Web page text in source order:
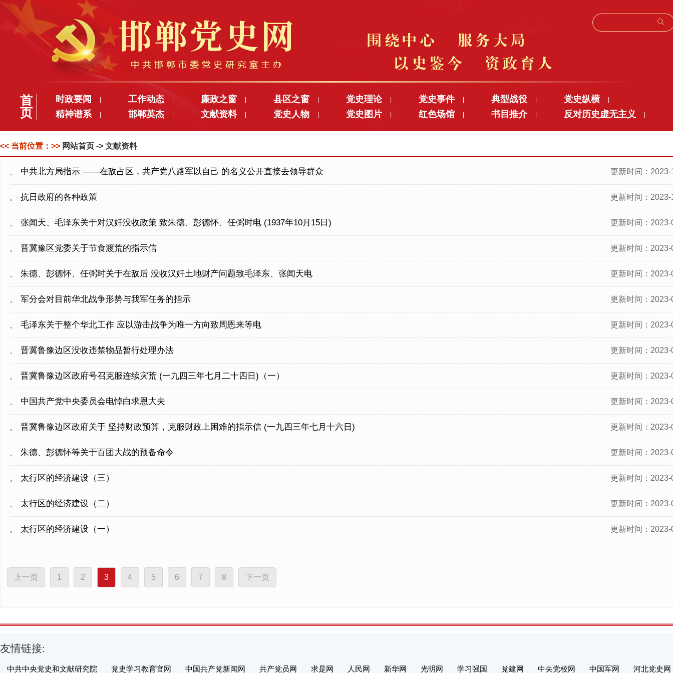
首
页
时政要闻 工作动态 廉政之窗 县区之窗 党史理论 党史事件 典型战役 党史纵横
精神谱系 邯郸英杰 文献资料 党史人物 党史图片 红色场馆 书目推介 反对历史虚无主义
<< 当前位置：>> 网站首页 -> 文献资料
中共北方局指示 ——在敌占区，共产党八路军以自己 的名义公开直接去领导群众 更新时间：2023-
抗日政府的各种政策 更新时间：2023-
张闻天、毛泽东关于对汉奸没收政策 致朱德、彭德怀、任弼时电 (1937年10月15日) 更新时间：2023-
晋冀豫区党委关于节食渡荒的指示信 更新时间：2023-
朱德、彭德怀、任弼时关于在敌后 没收汉奸土地财产问题致毛泽东、张闻天电 更新时间：2023-
军分会对目前华北战争形势与我军任务的指示 更新时间：2023-
毛泽东关于整个华北工作 应以游击战争为唯一方向致周恩来等电 更新时间：2023-
晋冀鲁豫边区没收违禁物品暂行处理办法 更新时间：2023-
晋冀鲁豫边区政府号召克服连续灾荒 (一九四三年七月二十四日)（一） 更新时间：2023-
中国共产党中央委员会电悼白求恩大夫 更新时间：2023-
晋冀鲁豫边区政府关于 坚持财政预算，克服财政上困难的指示信 (一九四三年七月十六日) 更新时间：2023-
朱德、彭德怀等关于百团大战的预备命令 更新时间：2023-
太行区的经济建设（三） 更新时间：2023-
太行区的经济建设（二） 更新时间：2023-
太行区的经济建设（一） 更新时间：2023-
上一页 1 2 3 4 5 6 7 8 下一页
友情链接:
中共中央党史和文献研究院 党史学习教育官网 中国共产党新闻网 共产党员网 求是网 人民网 新华网 光明网 学习强国 党建网 中央党校网 中国军网 河北党史网